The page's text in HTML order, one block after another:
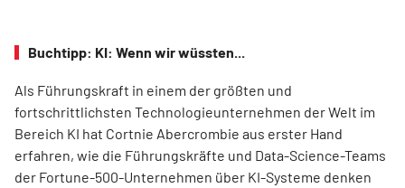
Buchtipp: KI: Wenn wir wüssten...
Als Führungskraft in einem der größten und
fortschrittlichsten ­Technologieunternehmen der Welt im
Bereich KI hat Cortnie ­Abercrombie aus erster Hand
erfahren, wie die Führungskräfte und Data-Science-Teams
der Fortune-500-Unternehmen über KI-Systeme denken